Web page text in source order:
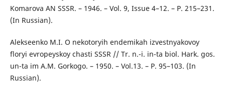
Komarova AN SSSR. – 1946. – Vol. 9, Issue 4–12. – P. 215–231.
(In Russian).
Alekseenko M.I. O nekotoryih endemikah izvestnyakovoy
floryi evropeyskoy chasti SSSR // Tr. n.-i. in-ta biol. Hark. gos.
un-ta im A.M. Gorkogo. – 1950. – Vol.13. – P. 95–103. (In
Russian).